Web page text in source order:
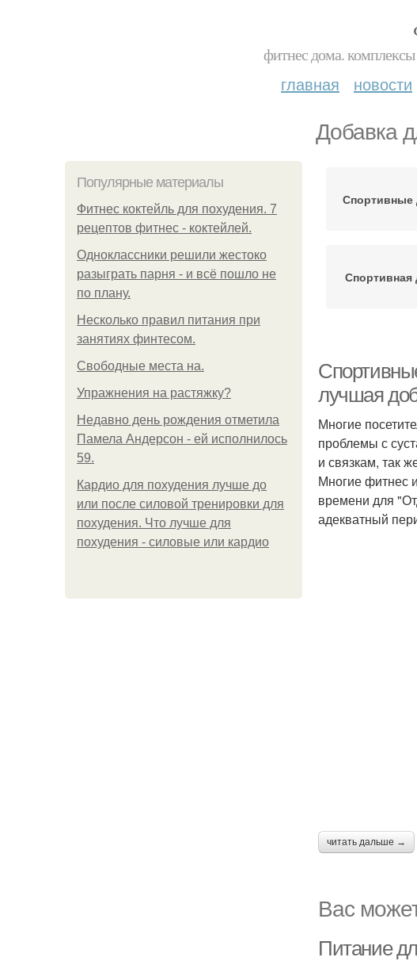
фитнес дома.
главная новости
Добавка
Популярные материалы
Фитнес коктейль для похудения. 7
рецептов фитнес - коктейлей.
Одноклассники решили жестоко
разыграть парня - и всё пошло не
по плану.
Несколько правил питания при
занятиях финтесом.
Свободные места на.
Упражнения на растяжку?
Недавно день рождения отметила
Памела Андерсон - ей исполнилось
59.
Кардио для похудения лучше до
или после силовой тренировки для
похудения. Что лучше для
похудения - силовые или кардио
Спортивные
Спортивная
Суставы
лучшая
Многие
проблемы с
и связкам, так
Многие фитнес
времени для
адекватный
читать дальше →
Вас
Питание